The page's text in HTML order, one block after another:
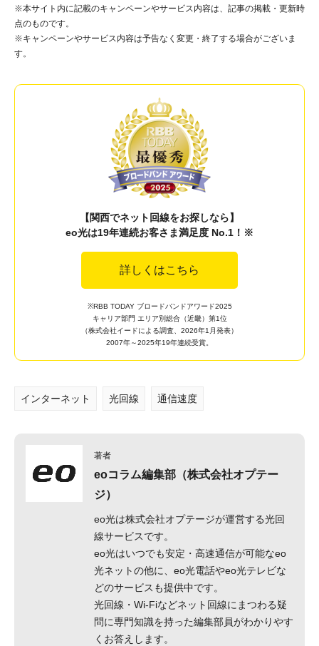
※本サイト内に記載のキャンペーンやサービス内容は、記事の掲載・更新時
点のものです。
※キャンペーンやサービス内容は予告なく変更・終了する場合がございま
す。
【関西でネット回線をお探しなら】
eo光は19年連続お客さま満足度 No.1！※
詳しくはこちら
※RBB TODAY ブロードバンドアワード2025
キャリア部門 エリア別総合（近畿）第1位
（株式会社イードによる調査、2026年1月発表）
2007年～2025年19年連続受賞。
インターネット 光回線 通信速度
著者
eoコラム編集部（株式会社オプテー
ジ）
eo光は株式会社オプテージが運営する光回
線サービスです。
eo光はいつでも安定・高速通信が可能なeo
光ネットの他に、eo光電話やeo光テレビな
どのサービスも提供中です。
光回線・Wi-Fiなどネット回線にまつわる疑
問に専門知識を持った編集部員がわかりやす
くお答えします。